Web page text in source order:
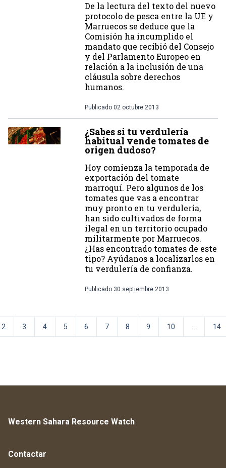
De la lectura del texto del nuevo
protocolo de pesca entre la UE y
Marruecos se deduce que la
Comisión ha incumplido el
mandato que recibió del Consejo
y del Parlamento Europeo en
relación a la inclusión de una
cláusula sobre derechos
humanos.
Publicado 02 octubre 2013
¿Sabes si tu verdulería
habitual vende tomates de
origen dudoso?
Hoy comienza la temporada de
exportación del tomate
marroquí. Pero algunos de los
tomates que vas a encontrar
muy pronto en tu verdulería,
han sido cultivados de forma
ilegal en un territorio ocupado
militarmente por Marruecos.
¿Has encontrado tomates de este
tipo? Ayúdanos a localizarlos en
tu verdulería de confianza.
Publicado 30 septiembre 2013
2 3 4 5 6 7 8 9 10 14
Western Sahara Resource Watch
Contactar